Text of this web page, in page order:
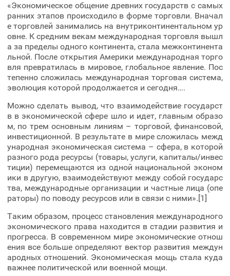
«Экономическое общение древних государств с самых
ранних этапов происходило в форме торговли. Вначал
е торговлей занимались на внутриконтинентальном ур
овне. К средним векам международная торговля вышл
а за пределы одного континента, стала межконтинента
льной. После открытия Америки международная торго
вля превратилась в мировое, глобальное явление. Пос
тепенно сложилась международная торговая система,
эволюция которой продолжается и сегодня….
Можно сделать вывод, что взаимодействие государст
в в экономической сфере шло и идет, главным образо
м, по трем основным линиям – торговой, финансовой,
инвестиционной. В результате в мире сложилась межд
ународная экономическая система – сфера, в которой
разного рода ресурсы (товары, услуги, капиталы/инвес
тиции) перемещаются из одной национальной эконом
ики в другую, взаимодействуют между собой государс
тва, международные организации и частные лица (опе
раторы) по поводу ресурсов или в связи с ними».[1]
Таким образом, процесс становления международного
экономического права находится в стадии развития и
прогресса. В современном мире экономические отнош
ения все больше определяют вектор развития междун
ародных отношений. Экономическая мощь стала куда
важнее политической или военной мощи.